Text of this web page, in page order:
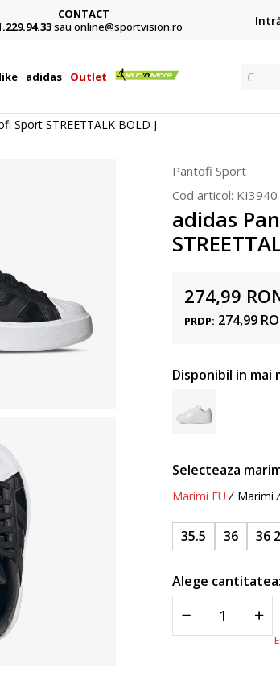
CONTACT
sau online@sportvision.ro
adidas Outlet Cauta
Sport STREETTALK BOLD J
Pantofi Sport
Cod articol: KI3940
adidas
274,99
PRDP: 274,99
Disponibil in mai
Selecteaza
Marimi EU Marimi
35.5 36 36
Alege cantitatea: